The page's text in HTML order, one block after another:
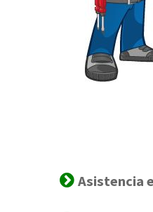
Asistencia